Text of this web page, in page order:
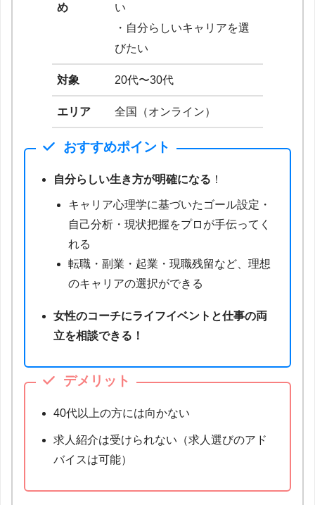
め
い
・自分らしいキャリアを選
びたい
対象 20代〜30代
エリア 全国（オンライン）
おすすめポイント
自分らしい生き方が明確になる ！
キャリア心理学に基づいたゴール設定・
自己分析・現状把握をプロが手伝ってく
れる
転職・副業・起業・現職残留など、理想
のキャリアの選択ができる
女性のコーチにライフイベントと仕事の両
立を相談できる！
デメリット
40代以上の方には向かない
求人紹介は受けられない（求人選びのアド
バイスは可能）